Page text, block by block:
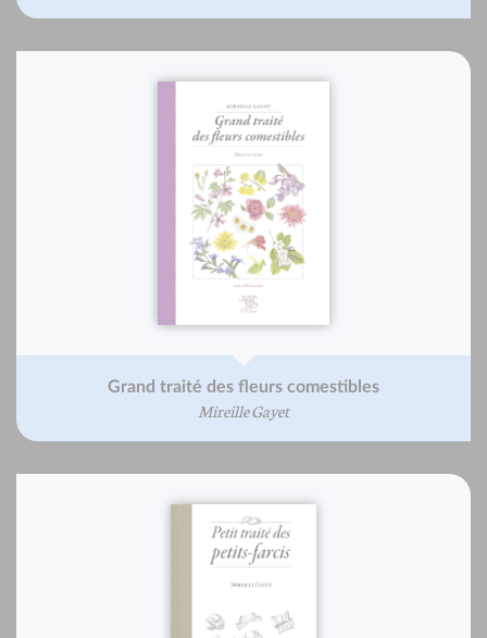
Grand traité des fleurs comestibles
Mireille Gayet